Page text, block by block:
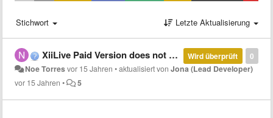
Stichwort Letzte Aktualisierung
0
Wird überprüft
XiiLive Paid Version does not work at all on my Dell Streak with Froyo.
Noe Torresvor 15 Jahren •aktualisiert vonJona (Lead Developer)
vor 15 Jahren • 5